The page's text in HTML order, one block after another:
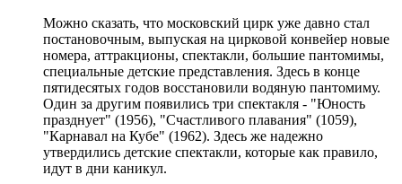
Можно сказать, что московский цирк уже давно стал
постановочным, выпуская на цирковой конвейер новые
номера, аттракционы, спектакли, большие пантомимы,
специальные детские представления. Здесь в конце
пятидесятых годов восстановили водяную пантомиму.
Один за другим появились три спектакля - "Юность
празднует" (1956), "Счастливого плавания" (1059),
"Карнавал на Кубе" (1962). Здесь же надежно
утвердились детские спектакли, которые как правило,
идут в дни каникул.